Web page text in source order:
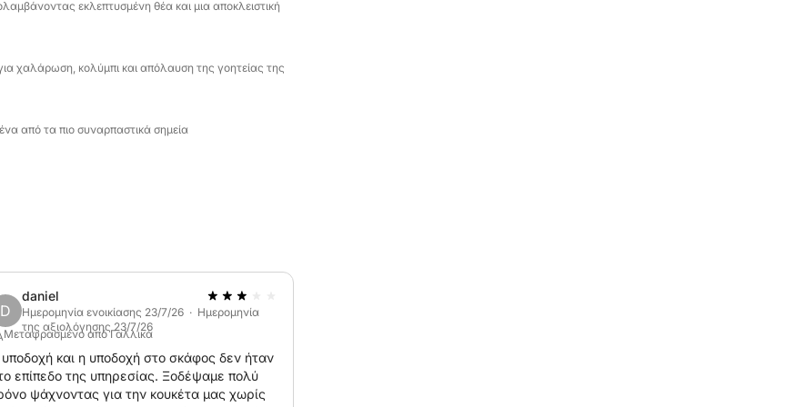
εκλεπτυσμένη θέα και μια αποκλειστική
χαλάρωση, κολύμπι και απόλαυση της γοητείας της
από τα πιο συναρπαστικά σημεία
D
daniel
Ημερομηνία ενοικίασης 23/7/26 · Ημερομηνία
της αξιολόγησης 23/7/26
Μεταφρασμένο από Γαλλικά
και η υποδοχή στο σκάφος δεν ήταν
επίπεδο της υπηρεσίας. Ξοδέψαμε πολύ
ψάχνοντας για την κουκέτα μας χωρίς